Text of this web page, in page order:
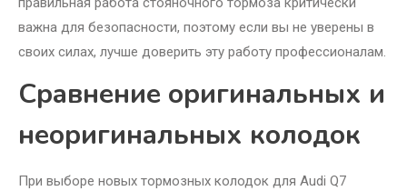
важна для безопасности, поэтому если вы не уверены в
своих силах, лучше доверить эту работу профессионалам.
Сравнение оригинальных и
неоригинальных колодок
При выборе новых тормозных колодок для Audi Q7